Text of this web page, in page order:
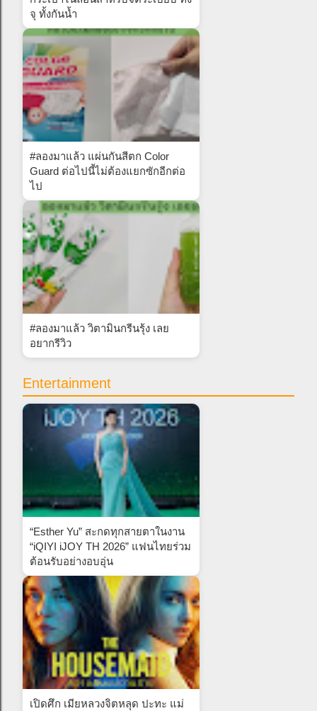
จุ ทั้งกันน้ำ
#ลองมาแล้ว แผ่นกันสีตก Color
Guard ต่อไปนี้ไม่ต้องแยกซักอีกต่อ
ไป
#ลองมาแล้ว วิตามินกรีนรุ้ง เลย
อยากรีวิว
Entertainment
“Esther Yu” สะกดทุกสายตาในงาน
“iQIYI iJOY TH 2026” แฟนไทยร่วม
ต้อนรับอย่างอบอุ่น
เปิดศึก เมียหลวงจิตหลุด ปะทะ แม่